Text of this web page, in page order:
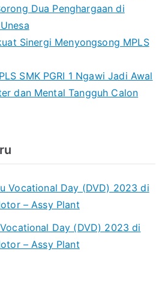
Dua Penghargaan di
Sinergi Menyongsong MPLS
SMK PGRI 1 Ngawi Jadi Awal
dan Mental Tangguh Calon
Vocational Day (DVD) 2023 di
– Assy Plant
Day (DVD) 2023 di
– Assy Plant